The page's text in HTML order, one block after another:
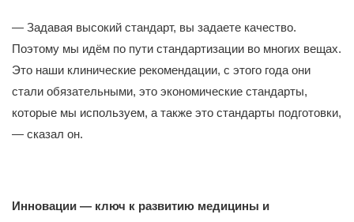
— Задавая высокий стандарт, вы задаете качество.
Поэтому мы идём по пути стандартизации во многих вещах.
Это наши клинические рекомендации, с этого года они
стали обязательными, это экономические стандарты,
которые мы используем, а также это стандарты подготовки,
— сказал он.
Инновации — ключ к развитию медицины и